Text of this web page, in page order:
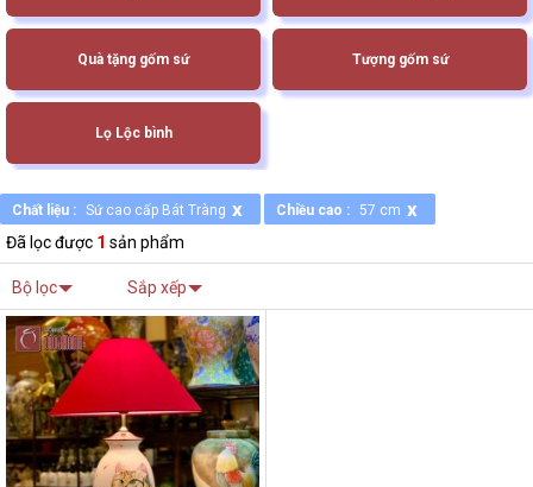
Quà tặng gốm sứ Tượng gốm sứ
Lọ Lộc bình
Chất liệu : Sứ cao cấp Bát Tràng x Chiều cao : 57 cm x
Đã lọc được 1 sản phẩm
Bộ lọc Sắp xếp